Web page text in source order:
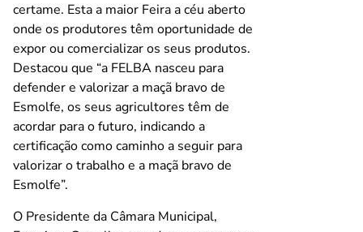
certame. Esta a maior Feira a céu aberto
onde os produtores têm oportunidade de
expor ou comercializar os seus produtos.
Destacou que “a FELBA nasceu para
defender e valorizar a maçã bravo de
Esmolfe, os seus agricultores têm de
acordar para o futuro, indicando a
certificação como caminho a seguir para
valorizar o trabalho e a maçã bravo de
Esmolfe”.
O Presidente da Câmara Municipal,